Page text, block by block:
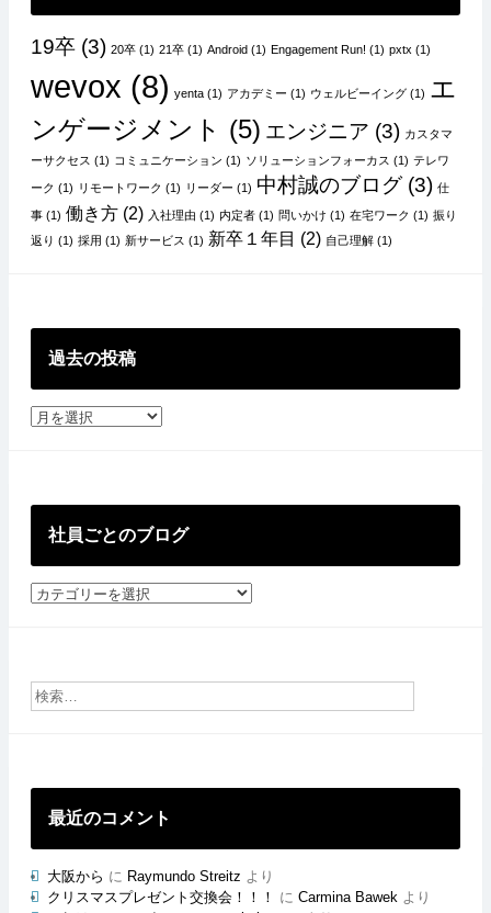
19卒(3) 20卒(1) 21卒(1) Android (1) Engagement Run! (1) pxtx (1)
wevox (8) yenta(1) アカデミー (1) ウェルビーイング(1) エ
ンゲージメント (5) エンジニア (3) カスタマ
ーサクセス (1) コミュニケーション (1) ソリューションフォーカス (1) テレワ
ーク (1) リモートワーク (1) リーダー (1) 中村誠のブログ(3) 仕
事(1) 働き方(2) 入社理由 (1) 内定者(1) 問いかけ (1) 在宅ワーク (1) 振り
返り (1) 採用 (1) 新サービス (1) 新卒１年目 (2) 自己理解(1)
過去の投稿
過
社員ごとのブログ
社
ブ
最近のコメント
大阪から に Raymundo Streitz より
クリスマスプレゼント交換会！！！
に Carmina Bawek より